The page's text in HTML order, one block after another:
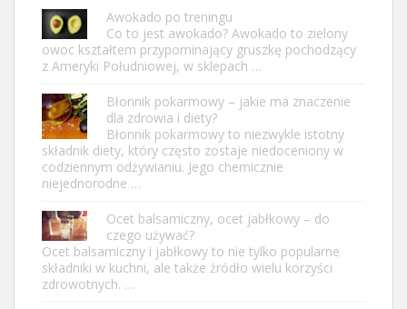
Awokado po treningu
Co to jest awokado? Awokado to zielony
owoc kształtem przypominający gruszkę pochodzący
z Ameryki Południowej, w sklepach …
Błonnik pokarmowy – jakie ma znaczenie
dla zdrowia i diety?
Błonnik pokarmowy to niezwykle istotny
składnik diety, który często zostaje niedoceniony w
codziennym odżywianiu. Jego chemicznie
niejednorodne …
Ocet balsamiczny, ocet jabłkowy – do
czego używać?
Ocet balsamiczny i jabłkowy to nie tylko popularne
składniki w kuchni, ale także źródło wielu korzyści
zdrowotnych. …